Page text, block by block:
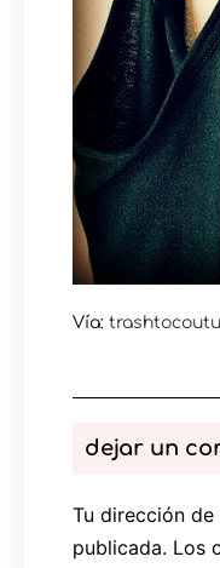
Vía:
dejar un
Tu dirección
publicada. Los